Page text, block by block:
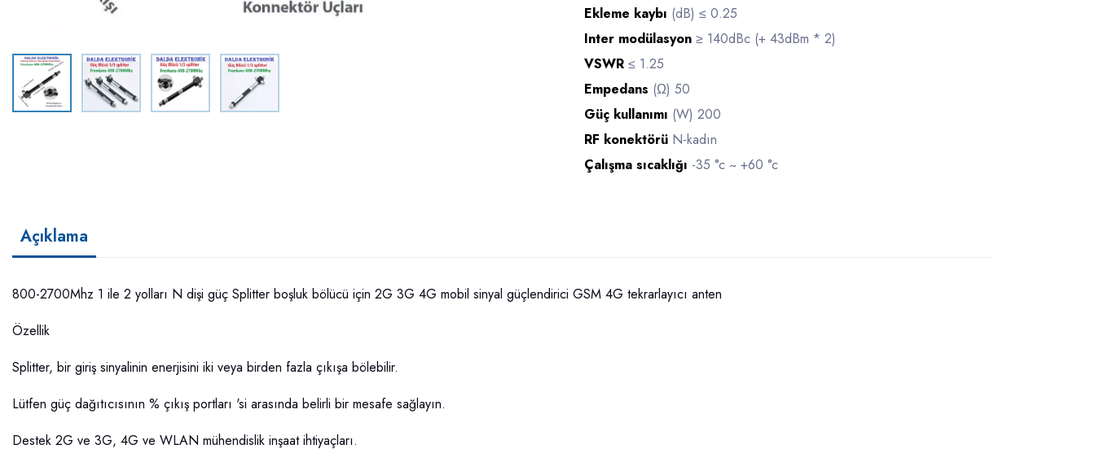
Ekleme kaybı (dB) ≤ 0.25
Inter modülasyon ≥ 140dBc (+ 43dBm * 2)
VSWR ≤ 1.25
Empedans (Ω) 50
Güç kullanımı (W) 200
RF konektörü N-kadın
Çalışma sıcaklığı -35 °c ~ +60 °c
Açıklama
800-2700Mhz 1 ile 2 yolları N dişi güç Splitter boşluk bölücü için 2G 3G 4G mobil sinyal güçlendirici GSM 4G tekrarlayıcı anten
Özellik
Splitter, bir giriş sinyalinin enerjisini iki veya birden fazla çıkışa bölebilir.
Lütfen güç dağıtıcısının % çıkış portları 'si arasında belirli bir mesafe sağlayın.
Destek 2G ve 3G, 4G ve WLAN mühendislik inşaat ihtiyaçları.